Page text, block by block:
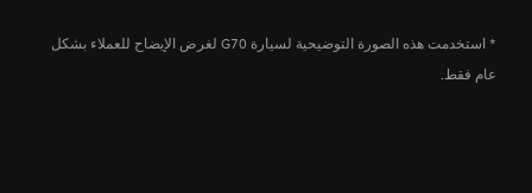
* استخدمت هذه الصورة التوضيحية لسيارة G70 لغرض الإيضاح للعملاء بشكل
عام فقط.